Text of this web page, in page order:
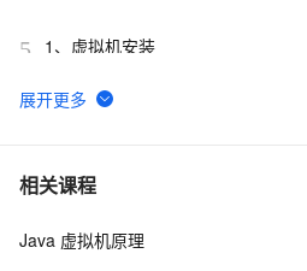
5 1、虚拟机安装
6 Linux 系统虚拟机管理
7 MobaXtem连接虚拟机中的Ubuntu
8 [New Portal]Windows Azure
相关课程
Java 虚拟机原理